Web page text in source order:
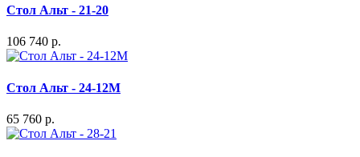
Стол Альт - 21-20
106 740 р.
Стол Альт - 24-12М
65 760 р.